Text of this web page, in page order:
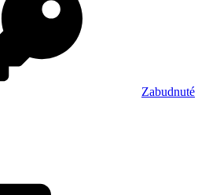
Zabudnuté